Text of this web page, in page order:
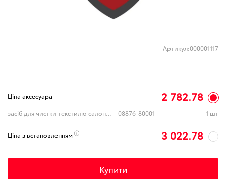
Артикул:000001117
Ціна аксесуара 2 782.78
засіб для чистки текстилю салону (TOYOTA) 08876-80001 1 шт
Ціна з встановленням 3 022.78
Купити